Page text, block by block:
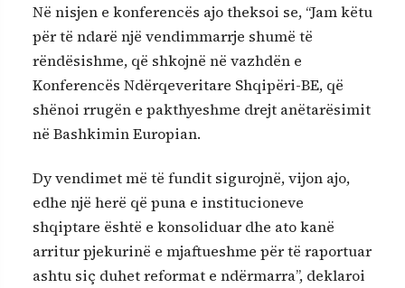
Në nisjen e konferencës ajo theksoi se, “Jam këtu
për të ndarë një vendimmarrje shumë të
rëndësishme, që shkojnë në vazhdën e
Konferencës Ndërqeveritare Shqipëri-BE, që
shënoi rrugën e pakthyeshme drejt anëtarësimit
në Bashkimin Europian.
Dy vendimet më të fundit sigurojnë, vijon ajo,
edhe një herë që puna e institucioneve
shqiptare është e konsoliduar dhe ato kanë
arritur pjekurinë e mjaftueshme për të raportuar
ashtu siç duhet reformat e ndërmarra”, deklaroi